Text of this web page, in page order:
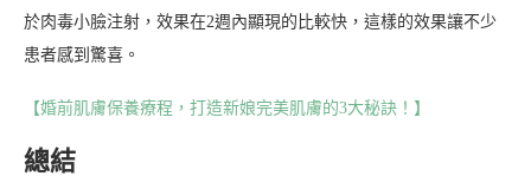
於肉毒小臉注射，效果在2週內顯現的比較快，這樣的效果讓不少
患者感到驚喜。
【婚前肌膚保養療程，打造新娘完美肌膚的3大秘訣！】
總結